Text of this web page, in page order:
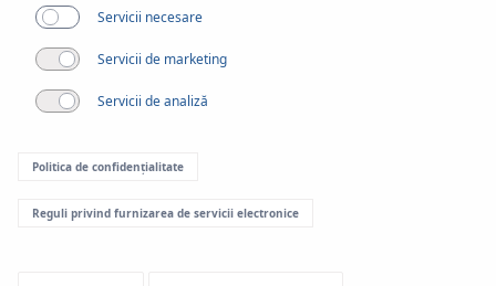
Servicii necesare
Servicii de marketing
Servicii de analiză
Politica de confidențialitate
Reguli privind furnizarea de servicii electronice